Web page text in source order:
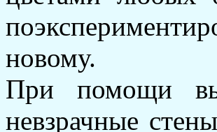
новому.
При помощи
невзрачные